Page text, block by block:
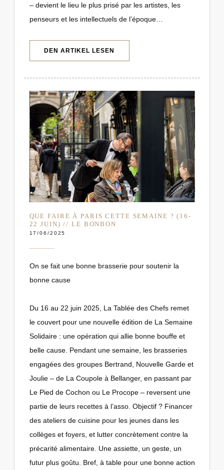
– devient le lieu le plus prisé par les artistes, les
penseurs et les intellectuels de l’époque…
DEN ARTIKEL LESEN
QUE FAIRE À PARIS CETTE SEMAINE ? (16-
22 JUIN) // LE BONBON
17/06/2025
On se fait une bonne brasserie pour soutenir la
bonne cause
Du 16 au 22 juin 2025, La Tablée des Chefs remet
le couvert pour une nouvelle édition de La Semaine
Solidaire : une opération qui allie bonne bouffe et
belle cause. Pendant une semaine, les brasseries
engagées des groupes Bertrand, Nouvelle Garde et
Joulie – de La Coupole à Bellanger, en passant par
Le Pied de Cochon ou Le Procope – reversent une
partie de leurs recettes à l’asso. Objectif ? Financer
des ateliers de cuisine pour les jeunes dans les
collèges et foyers, et lutter concrètement contre la
précarité alimentaire. Une assiette, un geste, un
futur plus goûtu. Bref, à table pour une bonne action